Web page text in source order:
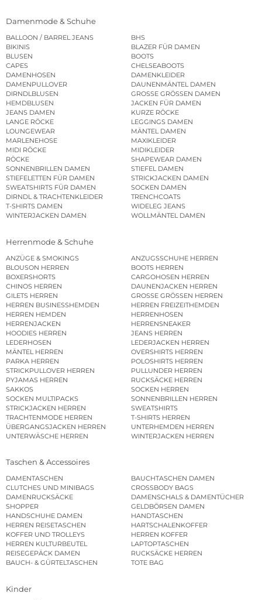
Damenmode & Schuhe
BALLOON / BARREL JEANS
BHS
BIKINIS
BLAZER FÜR DAMEN
BLUSEN
BOOTS
CAPES
CHELSEABOOTS
DAMENHOSEN
DAMENKLEIDER
DAMENPULLOVER
DAUNENMÄNTEL DAMEN
DIRNDLBLUSEN
GROSSE GRÖSSEN DAMEN
HEMDBLUSEN
JACKEN FÜR DAMEN
JEANS DAMEN
KURZE RÖCKE
LANGE RÖCKE
LEGGINGS DAMEN
LOUNGEWEAR
MÄNTEL DAMEN
MARLENEHOSE
MAXIKLEIDER
MIDI RÖCKE
MIDIKLEIDER
RÖCKE
SHAPEWEAR DAMEN
SONNENBRILLEN DAMEN
STIEFEL DAMEN
STIEFELETTEN FÜR DAMEN
STRICKJACKEN DAMEN
SWEATSHIRTS FÜR DAMEN
SOCKEN DAMEN
DIRNDL & TRACHTENKLEIDER
TRENCHCOATS
T-SHIRTS DAMEN
WIDELEG JEANS
WINTERJACKEN DAMEN
WOLLMÄNTEL DAMEN
Herrenmode & Schuhe
ANZÜGE & SMOKINGS
ANZUGSSCHUHE HERREN
BLOUSON HERREN
BOOTS HERREN
BOXERSHORTS
CARGOHOSEN HERREN
CHINOS HERREN
DAUNENJACKEN HERREN
GILETS HERREN
GROSSE GRÖSSEN HERREN
HERREN BUSINESSHEMDEN
HERREN FREIZEITHEMDEN
HERREN HEMDEN
HERRENHOSEN
HERRENJACKEN
HERRENSNEAKER
HOODIES HERREN
JEANS HERREN
LEDERHOSEN
LEDERJACKEN HERREN
MÄNTEL HERREN
OVERSHIRTS HERREN
PARKA HERREN
POLOSHIRTS HERREN
STRICKPULLOVER HERREN
PULLUNDER HERREN
PYJAMAS HERREN
RUCKSÄCKE HERREN
SAKKOS
SOCKEN HERREN
SOCKEN MULTIPACKS
SONNENBRILLEN HERREN
STRICKJACKEN HERREN
SWEATSHIRTS
TRACHTENMODE HERREN
T-SHIRTS HERREN
ÜBERGANGSJACKEN HERREN
UNTERHEMDEN HERREN
UNTERWÄSCHE HERREN
WINTERJACKEN HERREN
Taschen & Accessoires
DAMENTASCHEN
BAUCHTASCHEN DAMEN
CLUTCHES UND MINIBAGS
CROSSBODY BAGS
DAMENRUCKSÄCKE
DAMENSCHALS & DAMENTÜCHER
SHOPPER
GELDBÖRSEN DAMEN
HANDSCHUHE DAMEN
HANDTASCHEN
HERREN REISETASCHEN
HARTSCHALENKOFFER
KOFFER UND TROLLEYS
HERREN KOFFER
HERREN KULTURBEUTEL
LAPTOPTASCHEN
REISEGEPÄCK DAMEN
RUCKSÄCKE HERREN
BAUCH- & GÜRTELTASCHEN
TOTE BAG
Kinder